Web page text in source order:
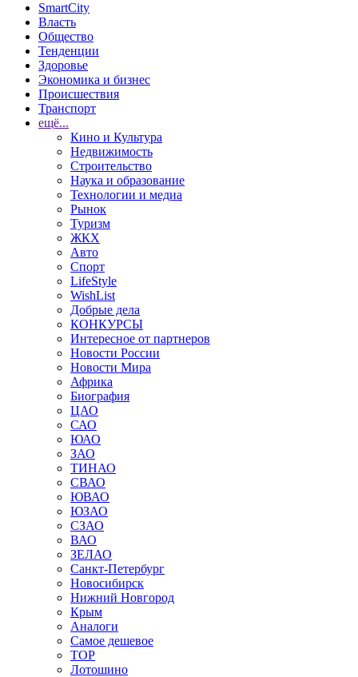
SmartCity
Власть
Общество
Тенденции
Здоровье
Экономика и бизнес
Происшествия
Транспорт
ещё...
Кино и Культура
Недвижимость
Строительство
Наука и образование
Технологии и медиа
Рынок
Туризм
ЖКХ
Авто
Спорт
LifeStyle
WishList
Добрые дела
КОНКУРСЫ
Интересное от партнеров
Новости России
Новости Мира
Африка
Биография
ЦАО
САО
ЮАО
ЗАО
ТИНАО
СВАО
ЮВАО
ЮЗАО
СЗАО
ВАО
ЗЕЛАО
Санкт-Петербург
Новосибирск
Нижний Новгород
Крым
Аналоги
Самое дешевое
TOP
Лотошино